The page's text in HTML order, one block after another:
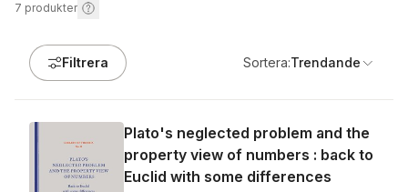
7 produkter
Filtrera Sortera:Trendande
Plato's neglected problem and the
property view of numbers : back to
Euclid with some differences